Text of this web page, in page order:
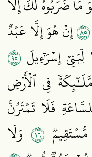
مَا ضَرَبُوهُ لَكَ إِلَّا
٥٨إِنۡ هُوَ إِلَّا عَبۡدٌ
إِسۡرَـٰٓءِيلَ ٥٩
فِي ٱلۡأَرۡضِ
فَلَا تَمۡتَرُنَّ
٦١ وَلَا